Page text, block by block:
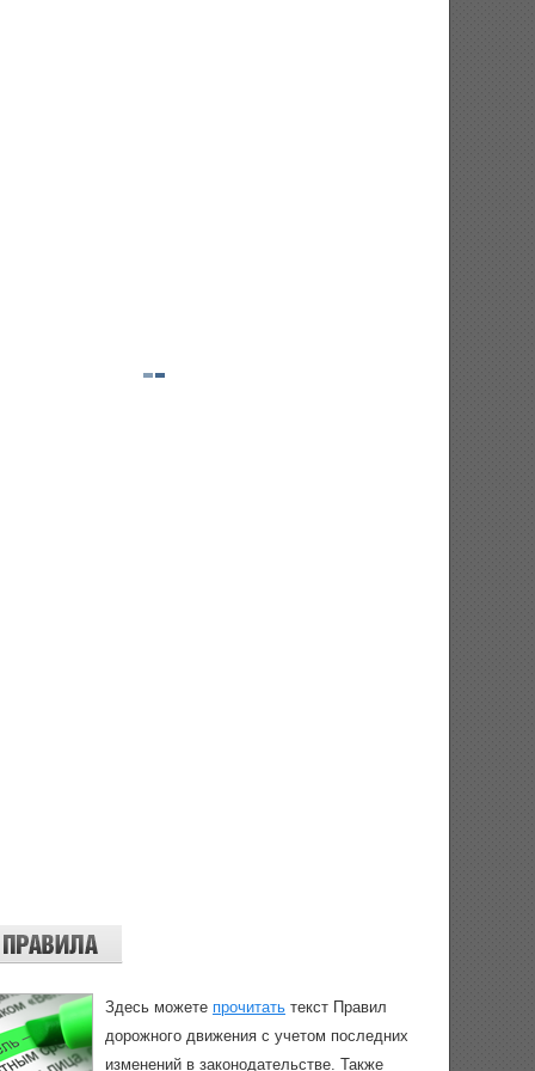
Здесь можете прочитать текст Правил
дорожного движения с учетом последних
изменений в законодательстве. Также